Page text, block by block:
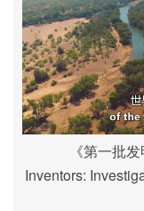
《第一批
Inventors: